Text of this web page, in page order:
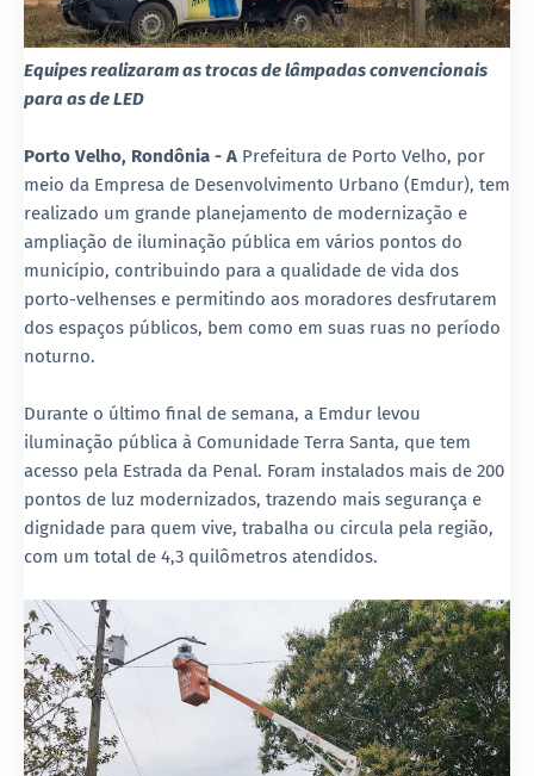
Equipes realizaram as trocas de lâmpadas convencionais
para as de LED
Porto Velho, Rondônia - A Prefeitura de Porto Velho, por
meio da Empresa de Desenvolvimento Urbano (Emdur), tem
realizado um grande planejamento de modernização e
ampliação de iluminação pública em vários pontos do
município, contribuindo para a qualidade de vida dos
porto-velhenses e permitindo aos moradores desfrutarem
dos espaços públicos, bem como em suas ruas no período
noturno.
Durante o último final de semana, a Emdur levou
iluminação pública à Comunidade Terra Santa, que tem
acesso pela Estrada da Penal. Foram instalados mais de 200
pontos de luz modernizados, trazendo mais segurança e
dignidade para quem vive, trabalha ou circula pela região,
com um total de 4,3 quilômetros atendidos.